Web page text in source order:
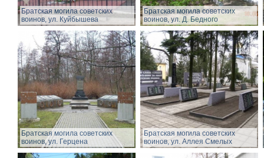
Братская могила советских
воинов, ул. Куйбышева
Братская могила советских
воинов, ул. Д. Бедного
Братская могила советских
воинов, ул. Герцена
Братская могила советских
воинов, ул. Аллея Смелых